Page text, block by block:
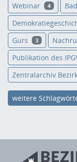
Webinar 4
Gurs 3
Publikation des
Zentralarchiv
weitere